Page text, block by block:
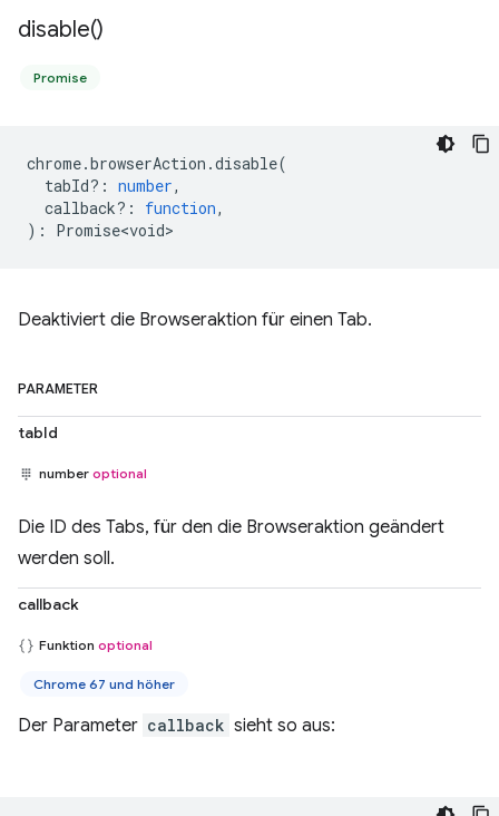
disable()
Promise
chrome.browserAction .disable(
tabId? : number,
callback? : function,
) : Promise<void>
Deaktiviert die Browseraktion für einen Tab.
PARAMETER
tabId
number optional
Die ID des Tabs, für den die Browseraktion geändert
werden soll.
callback
Funktion optional
Chrome 67 und höher
Der Parameter callback sieht so aus: